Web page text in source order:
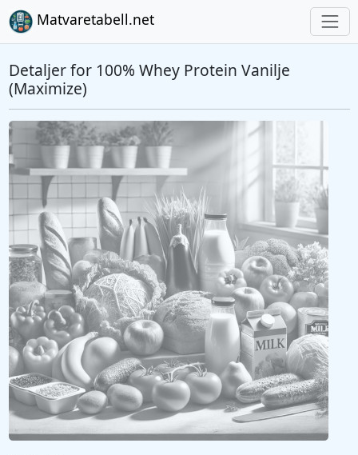
Matvaretabell.net
Detaljer for 100% Whey Protein Vanilje
(Maximize)